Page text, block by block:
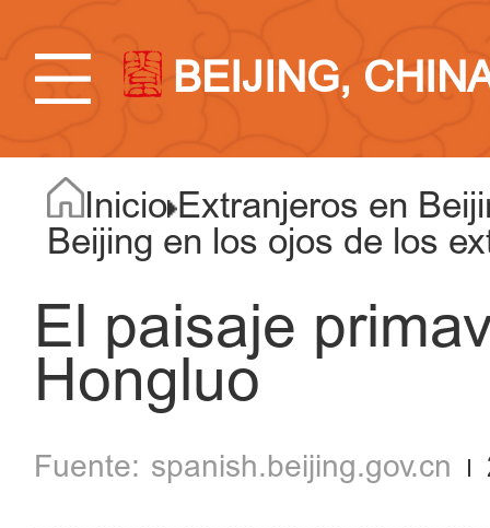
BEIJING,
Inicio Extranjeros en
Beijing en los ojos de los
El paisaje
Hongluo
spanish.beijing.gov.cn